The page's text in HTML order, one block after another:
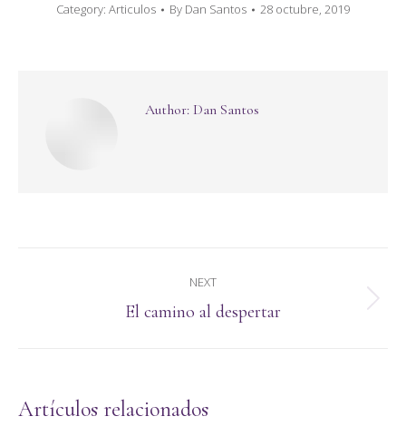
Category: Articulos By Dan Santos 28 octubre, 2019
Author: Dan Santos
navigation
NEXT
Next
El camino al despertar
Artículos relacionados